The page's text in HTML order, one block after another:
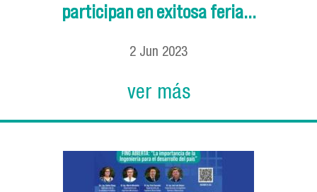
participan en exitosa feria...
2 Jun 2023
ver más